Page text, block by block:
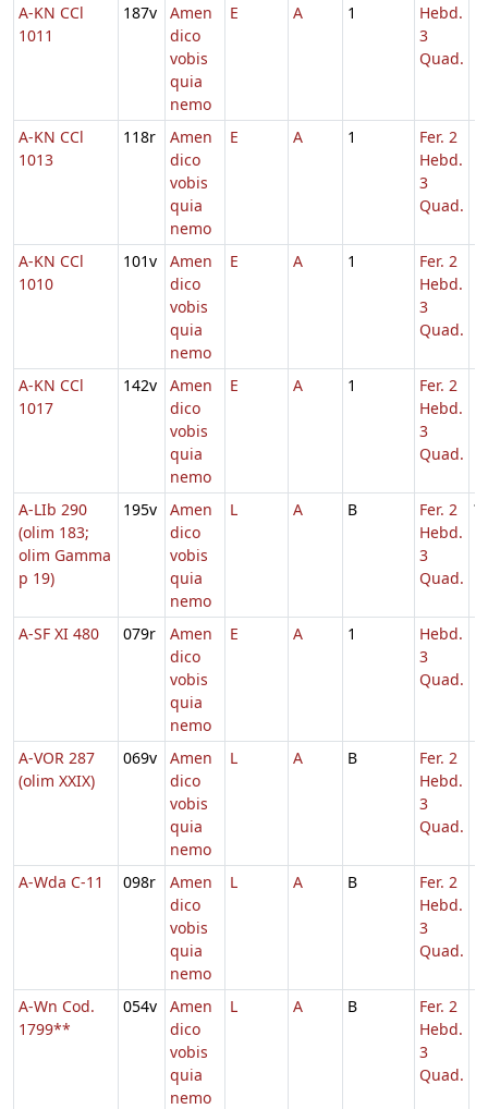
A-KN CCl
1011
187v
Amen
dico
vobis
quia
nemo
E A 1
Hebd.
3
Quad.
A-KN CCl
1013
118r
Amen
dico
vobis
quia
nemo
E A 1
Fer. 2
Hebd.
3
Quad.
A-KN CCl
1010
101v
Amen
dico
vobis
quia
nemo
E A 1
Fer. 2
Hebd.
3
Quad.
A-KN CCl
1017
142v
Amen
dico
vobis
quia
nemo
E A 1
Fer. 2
Hebd.
3
Quad.
A-LIb 290
(olim 183;
olim Gamma
p 19)
195v
Amen
dico
vobis
quia
nemo
L A B
Fer. 2
Hebd.
3
Quad.
?
A-SF XI 480 079r
Amen
dico
vobis
quia
nemo
E A 1
Hebd.
3
Quad.
A-VOR 287
(olim XXIX)
069v
Amen
dico
vobis
quia
nemo
L A B
Fer. 2
Hebd.
3
Quad.
A-Wda C-11 098r
Amen
dico
vobis
quia
nemo
L A B
Fer. 2
Hebd.
3
Quad.
A-Wn Cod.
1799**
054v
Amen
dico
vobis
quia
nemo
L A B
Fer. 2
Hebd.
3
Quad.